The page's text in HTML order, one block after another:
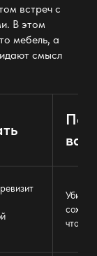
встреч с
В этом
мебель, а
смысл
что